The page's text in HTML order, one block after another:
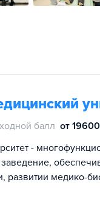
балл от
-
медико-